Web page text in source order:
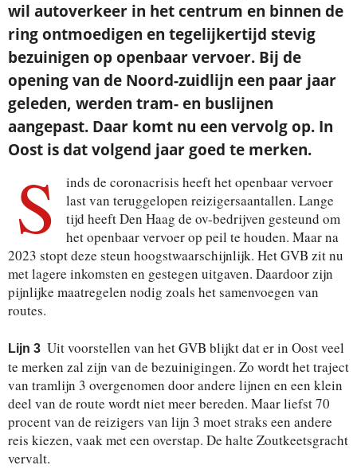
wil autoverkeer in het centrum en binnen de
ring ontmoedigen en tegelijkertijd stevig
bezuinigen op openbaar vervoer. Bij de
opening van de Noord-zuidlijn een paar jaar
geleden, werden tram- en buslijnen
aangepast. Daar komt nu een vervolg op. In
Oost is dat volgend jaar goed te merken.
S
inds de coronacrisis heeft het openbaar vervoer
last van teruggelopen reizigersaantallen. Lange
tijd heeft Den Haag de ov-bedrijven gesteund om
het openbaar vervoer op peil te houden. Maar na
2023 stopt deze steun hoogstwaarschijnlijk. Het GVB zit nu
met lagere inkomsten en gestegen uitgaven. Daardoor zijn
pijnlijke maatregelen nodig zoals het samenvoegen van
routes.
Lijn 3 Uit voorstellen van het GVB blijkt dat er in Oost veel
te merken zal zijn van de bezuinigingen. Zo wordt het traject
van tramlijn 3 overgenomen door andere lijnen en een klein
deel van de route wordt niet meer bereden. Maar liefst 70
procent van de reizigers van lijn 3 moet straks een andere
reis kiezen, vaak met een overstap. De halte Zoutkeetsgracht
vervalt.